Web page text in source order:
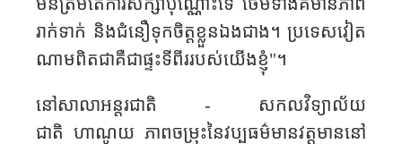
រាក់ទាក់​ និងជំនឿទុកចិត្តខ្លួនឯងជាង។ ប្រទេស​វៀត​
ណាមពិតជាគឺជាផ្ទះទីពីររបស់យើងខ្ញុំ"។
នៅសាលាអន្តរជាតិ - សកលវិទ្យាល័យ
ជាតិ ហាណូយ ភាពចម្រុះនៃវប្បធម៌មានវត្តមាននៅ